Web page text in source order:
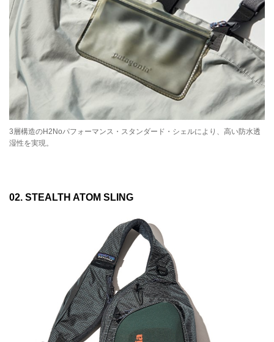
3層構造のH2Noパフォーマンス・スタンダード・シェルにより、高い防水透
湿性を実現。
02. STEALTH ATOM SLING